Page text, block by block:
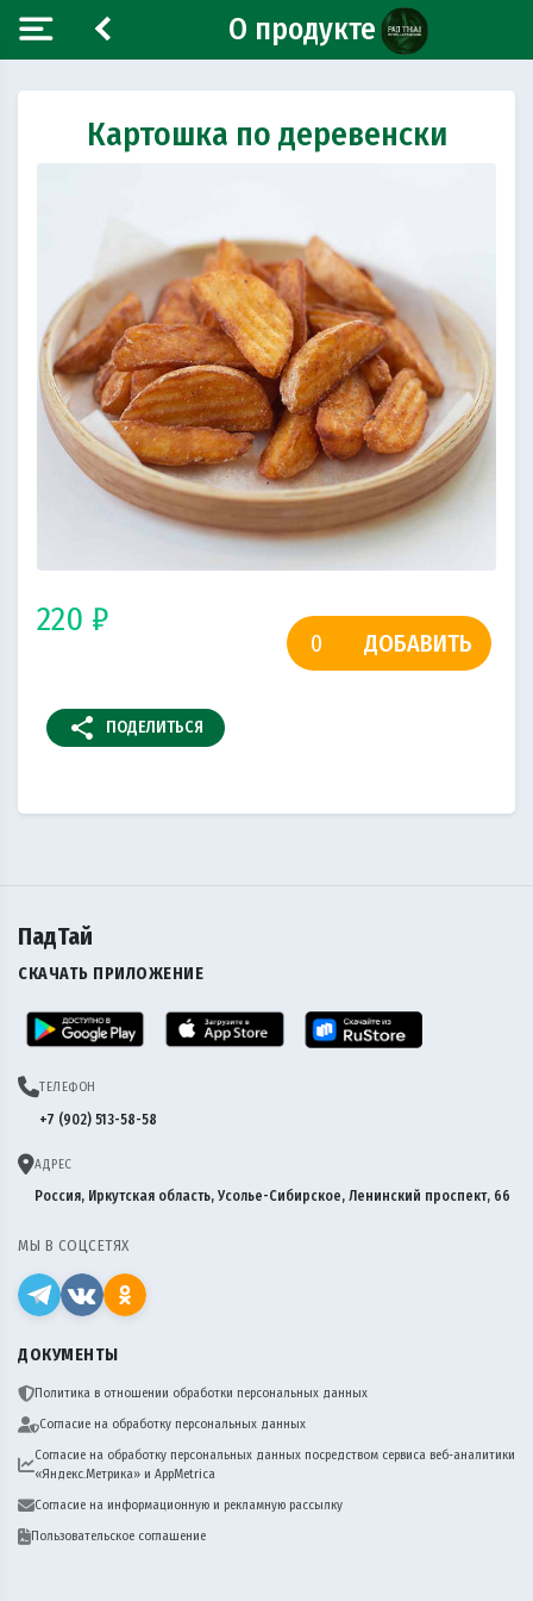
О продукте
Картошка по деревенски
220 ₽
ДОБАВИТЬ
share ПОДЕЛИТЬСЯ
ПадТай
СКАЧАТЬ ПРИЛОЖЕНИЕ
ТЕЛЕФОН
+7 (902) 513-58-58
АДРЕС
Россия, Иркутская область, Усолье-Сибирское, Ленинский проспект, 66
МЫ В СОЦСЕТЯХ
ДОКУМЕНТЫ
Политика в отношении обработки персональных данных
Согласие на обработку персональных данных
Согласие на обработку персональных данных посредством сервиса веб-аналитики
«Яндекс.Метрика» и AppMetrica
Согласие на информационную и рекламную рассылку
Пользовательское соглашение